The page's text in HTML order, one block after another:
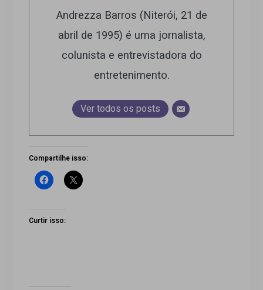
Andrezza Barros (Niterói, 21 de
abril de 1995) é uma jornalista,
colunista e entrevistadora do
entretenimento.
Ver todos os posts
Compartilhe isso:
Curtir isso: